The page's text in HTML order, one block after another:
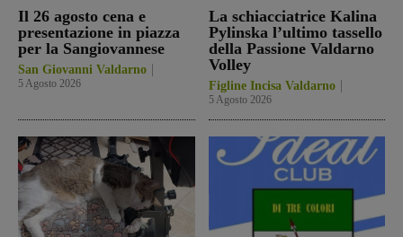
Il 26 agosto cena e
presentazione in piazza
per la Sangiovannese
San Giovanni Valdarno
5 Agosto 2026
La schiacciatrice Kalina
Pylinska l’ultimo tassello
della Passione Valdarno
Volley
Figline Incisa Valdarno
5 Agosto 2026